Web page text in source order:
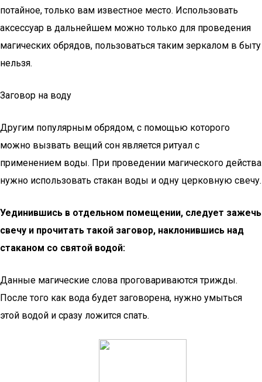
потайное, только вам известное место. Использовать
аксессуар в дальнейшем можно только для проведения
магических обрядов, пользоваться таким зеркалом в быту
нельзя.
Заговор на воду
Другим популярным обрядом, с помощью которого
можно вызвать вещий сон является ритуал с
применением воды. При проведении магического действа
нужно использовать стакан воды и одну церковную свечу.
Уединившись в отдельном помещении, следует зажечь
свечу и прочитать такой заговор, наклонившись над
стаканом со святой водой:
Данные магические слова проговариваются трижды.
После того как вода будет заговорена, нужно умыться
этой водой и сразу ложится спать.